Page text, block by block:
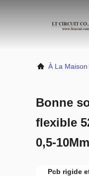
À La Maison
Bonne
flexible
0,5-10Mm
Pcb rigide